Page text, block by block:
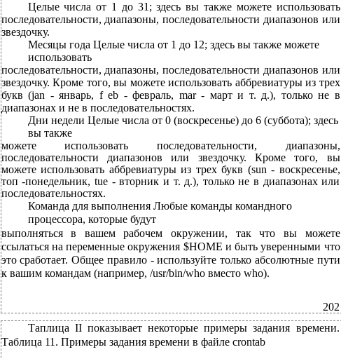
Целые числа от 1 до 31; здесь вы также можете использовать
последовательности, диапазоны, последовательности диапазонов или
звездочку.
Месяцы года Целые числа от 1 до 12; здесь вы также можете
использовать
последовательности, диапазоны, последовательности диапазонов или
звездочку. Кроме того, вы можете использовать аббревиатуры из трех
букв (jan - январь, f eb - февраль, mar - март и т. д.), только не в
диапазонах и не в последовательностях.
Дни недели Целые числа от 0 (воскресенье) до 6 (суббота); здесь
вы также
можете использовать последовательности, диапазоны,
последовательности диапазонов или звездочку. Кроме того, вы
можете использовать аббревиатуры из трех букв (sun - воскресенье,
топ -понедельник, tue - вторник и т. д.), только не в диапазонах или
последовательностях.
Команда для выполнения Любые команды командного
процессора, которые будут
выполняться в вашем рабочем окружении, так что вы можете
ссылаться на переменные окружения $НОМЕ и быть уверенными что
это сработает. Общее правило - используйте только абсолютные пути
к вашим командам (например, /usr/bin/who вместо who).
202
Таплица II показывает некоторые примеры задания времени.
Таблица 11. Примеры задания времени в файле crontab